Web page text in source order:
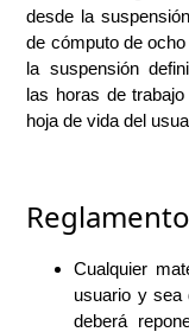
desde la
de cómputo de
la suspensión
las horas de
hoja de vida del
Cualquier
usuario y sea
deberá